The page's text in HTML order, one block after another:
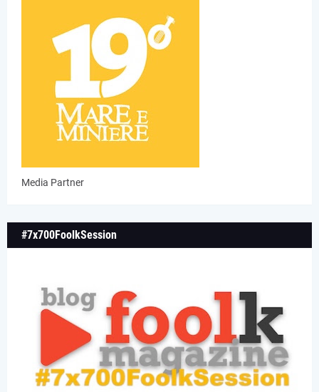
Media Partner
#7x700FoolkSession